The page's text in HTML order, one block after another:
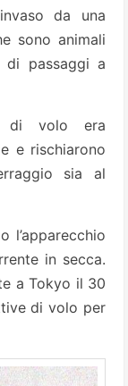
da una
sono animali
di passaggi a
di volo era
e rischiarono
sia al
l’apparecchio
in secca.
a Tokyo il 30
di volo per